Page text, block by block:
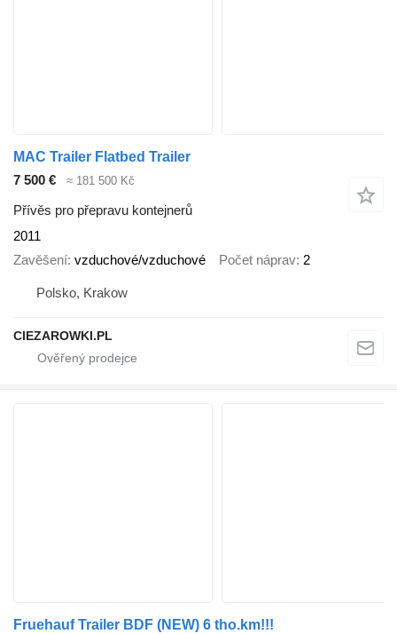
MAC Trailer Flatbed Trailer
7 500 €
≈ 181 500 Kč
Přívěs pro přepravu kontejnerů
2011
Zavěšení vzduchové/vzduchové Počet náprav 2
Polsko, Krakow
CIEZAROWKI.PL
Fruehauf Trailer BDF (NEW) 6 tho.km!!!